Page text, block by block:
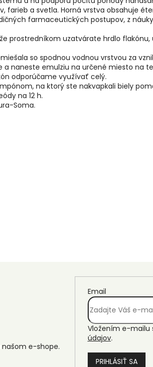
farieb a svetla. Horná vrstva obsahuje
farmaceutických postupov, z
prostredníkom uzatvárate hrdlo
so spodnou vodnou vrstvou za
naneste emulziu na určené miesto na
odporúčame využívať celý.
na ktorý ste nakvapkali biely
na 12 h.
Soma.
e-shope.
Email
Vložením e-mailu
údajov.
PRIHLÁSIŤ SA